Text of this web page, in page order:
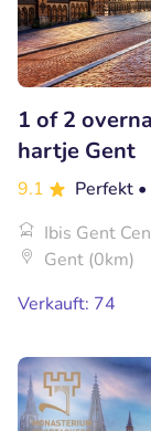
1 of 2
hartje Gent
9.1 Perfekt
Ibis Gent
Gent (0km)
Verkauft: 74